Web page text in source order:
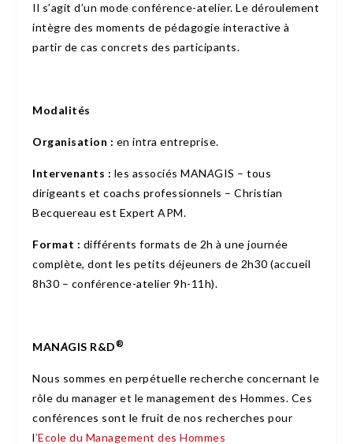
Il s’agit d’un mode conférence-atelier. Le déroulement
intègre des moments de pédagogie interactive à
partir de cas concrets des participants.
Modalités
Organisation : en intra entreprise.
Intervenants : les associés MANAGIS – tous
dirigeants et coachs professionnels – Christian
Becquereau est Expert APM.
Format : différents formats de 2h à une journée
complète, dont les petits déjeuners de 2h30 (accueil
8h30 – conférence-atelier 9h-11h).
MANAGIS R&D®
Nous sommes en perpétuelle recherche concernant le
rôle du manager et le management des Hommes. Ces
conférences sont le fruit de nos recherches pour
l’Ecole du Management des Hommes